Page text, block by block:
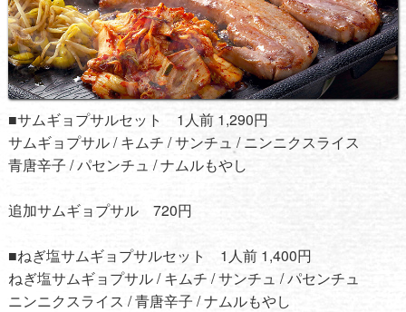
■サムギョプサルセット 1人前 1,290円
サムギョプサル / キムチ / サンチュ / ニンニクスライス
青唐辛子 / パセンチュ / ナムルもやし
追加サムギョプサル 720円
■ねぎ塩サムギョプサルセット 1人前 1,400円
ねぎ塩サムギョプサル / キムチ / サンチュ / パセンチュ
ニンニクスライス / 青唐辛子 / ナムルもやし